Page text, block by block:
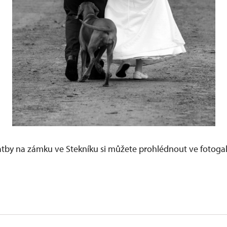
na zámku ve Stekníku si můžete prohlédnout ve